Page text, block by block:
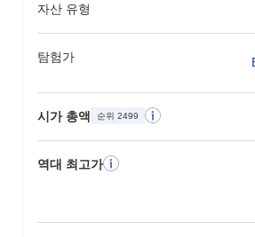
자산 유형
탐험가
시가 총액 순위 2499
역대 최고가
체인 분야의 주요 플레이어와의 전략적
이는 유용성과 채택을 향상시킵니다. 이
범위를 확장할 뿐만 아니라 혁신과 성장
니티에 기여합니다. 전반적으로
로 자리매김하게 합니다.
CraftCoin은 생태계 내에서 여러 실용적
이 토큰은 주로 거래 수수료에 사용되며,
고 블록체인에 구축된 분산형 애플리케